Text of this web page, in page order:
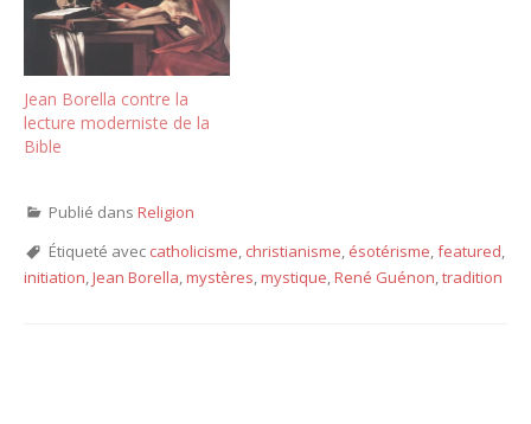
Jean Borella contre la
lecture moderniste de la
Bible
Publié dans Religion
Étiqueté avec catholicisme, christianisme, ésotérisme,featured,
initiation,Jean Borella,mystères,mystique,René Guénon,tradition